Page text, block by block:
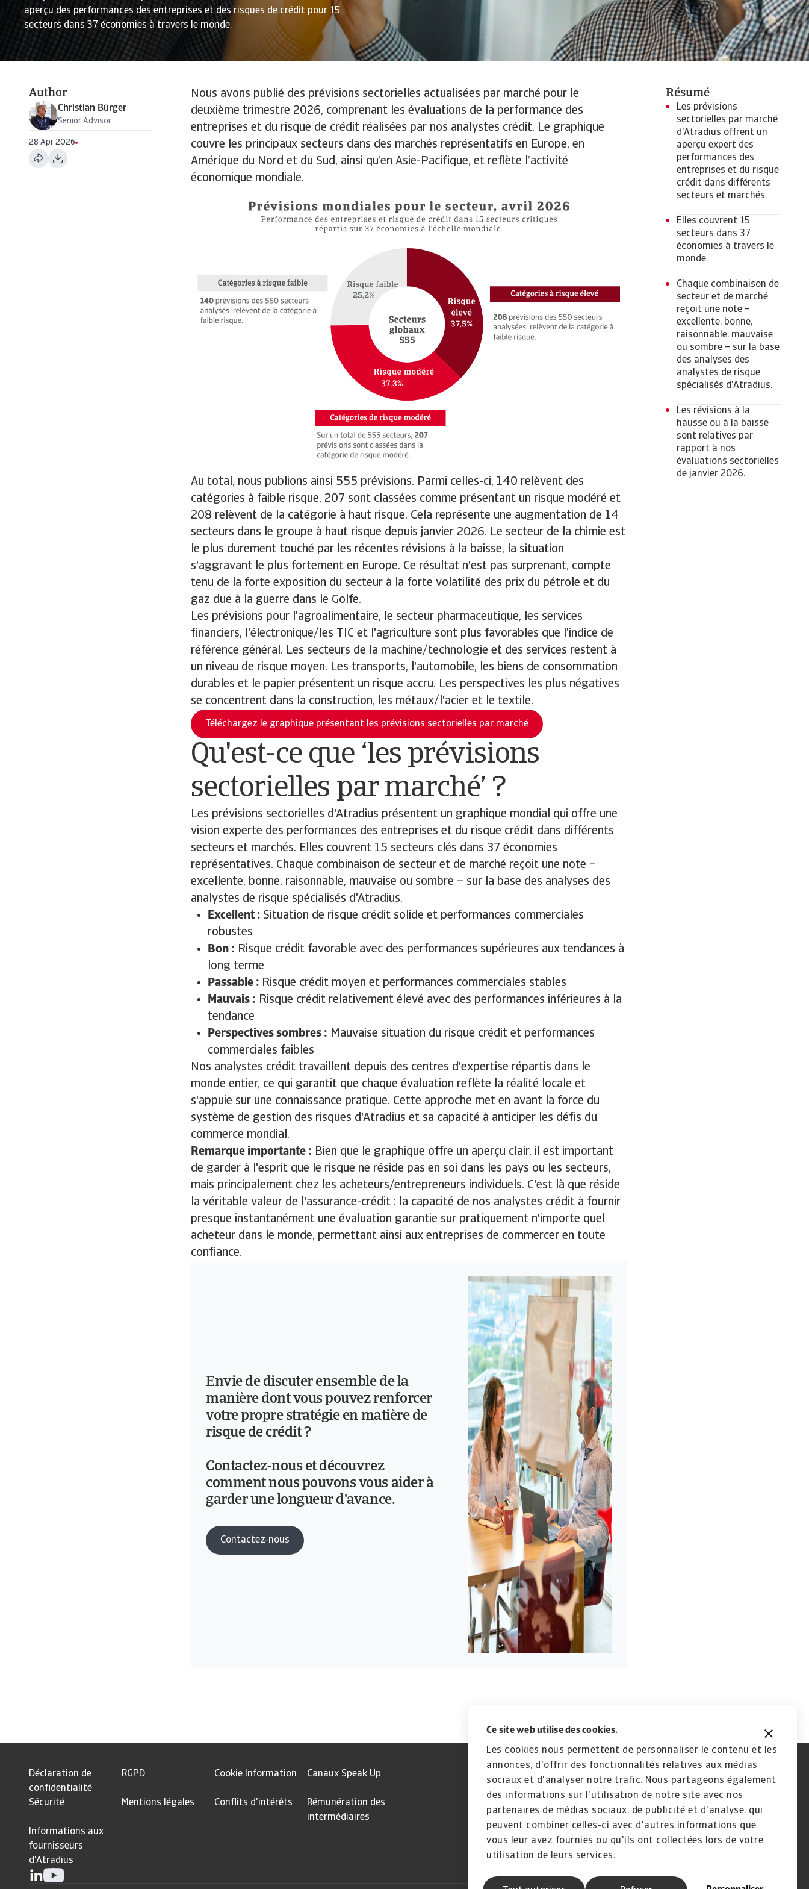
Ce site web utilise des cookies.
Les cookies nous permettent de personnaliser le contenu et les
annonces, d'offrir des fonctionnalités relatives aux médias
sociaux et d'analyser notre trafic. Nous partageons également
des informations sur l'utilisation de notre site avec nos
partenaires de médias sociaux, de publicité et d'analyse, qui
peuvent combiner celles-ci avec d'autres informations que
vous leur avez fournies ou qu'ils ont collectées lors de votre
utilisation de leurs services.
aperçu des performances des entreprises et des risques de crédit pour 15
secteurs dans 37 économies à travers le monde.
Author
Christian Bürger
Senior Advisor
28 Apr 2026
Nous avons publié des prévisions sectorielles actualisées par marché pour le
deuxième trimestre 2026, comprenant les évaluations de la performance des
entreprises et du risque de crédit réalisées par nos analystes crédit. Le graphique
couvre les principaux secteurs dans des marchés représentatifs en Europe, en
Amérique du Nord et du Sud, ainsi qu’en Asie-Pacifique, et reflète l’activité
économique mondiale.
Au total, nous publions ainsi 555 prévisions. Parmi celles-ci, 140 relèvent des
catégories à faible risque, 207 sont classées comme présentant un risque modéré et
208 relèvent de la catégorie à haut risque. Cela représente une augmentation de 14
secteurs dans le groupe à haut risque depuis janvier 2026. Le secteur de la chimie est
le plus durement touché par les récentes révisions à la baisse, la situation
s'aggravant le plus fortement en Europe. Ce résultat n'est pas surprenant, compte
tenu de la forte exposition du secteur à la forte volatilité des prix du pétrole et du
gaz due à la guerre dans le Golfe.
Les prévisions pour l'agroalimentaire, le secteur pharmaceutique, les services
financiers, l'électronique/les TIC et l'agriculture sont plus favorables que l'indice de
référence général. Les secteurs de la machine/technologie et des services restent à
un niveau de risque moyen. Les transports, l'automobile, les biens de consommation
durables et le papier présentent un risque accru. Les perspectives les plus négatives
se concentrent dans la construction, les métaux/l'acier et le textile.
Téléchargez le graphique présentant les prévisions sectorielles par marché
Qu'est-ce que ‘les prévisions
sectorielles par marché’ ?
Les prévisions sectorielles d'Atradius présentent un graphique mondial qui offre une
vision experte des performances des entreprises et du risque crédit dans différents
secteurs et marchés. Elles couvrent 15 secteurs clés dans 37 économies
représentatives. Chaque combinaison de secteur et de marché reçoit une note –
excellente, bonne, raisonnable, mauvaise ou sombre – sur la base des analyses des
analystes de risque spécialisés d'Atradius.
Excellent : Situation de risque crédit solide et performances commerciales
robustes
Bon : Risque crédit favorable avec des performances supérieures aux tendances à
long terme
Passable : Risque crédit moyen et performances commerciales stables
Mauvais : Risque crédit relativement élevé avec des performances inférieures à la
tendance
Perspectives sombres : Mauvaise situation du risque crédit et performances
commerciales faibles
Nos analystes crédit travaillent depuis des centres d'expertise répartis dans le
monde entier, ce qui garantit que chaque évaluation reflète la réalité locale et
s'appuie sur une connaissance pratique. Cette approche met en avant la force du
système de gestion des risques d'Atradius et sa capacité à anticiper les défis du
commerce mondial.
Remarque importante : Bien que le graphique offre un aperçu clair, il est important
de garder à l'esprit que le risque ne réside pas en soi dans les pays ou les secteurs,
mais principalement chez les acheteurs/entrepreneurs individuels. C'est là que réside
la véritable valeur de l'assurance-crédit : la capacité de nos analystes crédit à fournir
presque instantanément une évaluation garantie sur pratiquement n'importe quel
acheteur dans le monde, permettant ainsi aux entreprises de commercer en toute
confiance.
Envie de discuter ensemble de la
manière dont vous pouvez renforcer
votre propre stratégie en matière de
risque de crédit ?
Contactez-nous et découvrez
comment nous pouvons vous aider à
garder une longueur d'avance.
Contactez-nous
Résumé
Les prévisions
sectorielles par marché
d'Atradius offrent un
aperçu expert des
performances des
entreprises et du risque
crédit dans différents
secteurs et marchés.
Elles couvrent 15
secteurs dans 37
économies à travers le
monde.
Chaque combinaison de
secteur et de marché
reçoit une note –
excellente, bonne,
raisonnable, mauvaise
ou sombre – sur la base
des analyses des
analystes de risque
spécialisés d'Atradius.
Les révisions à la
hausse ou à la baisse
sont relatives par
rapport à nos
évaluations sectorielles
de janvier 2026.
Déclaration de
confidentialité
RGPD Cookie Information Canaux Speak Up
Sécurité Mentions légales Conflits d'intérêts
Rémunération des
intermédiaires
Informations aux
fournisseurs
d'Atradius